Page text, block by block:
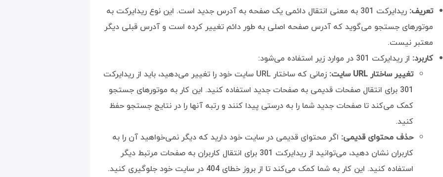
تعریف:
ریدایرکت 301 به معنی انتقال دائمی یک صفحه به آدرس جدید است. این نوع ریدایرکت به
موتورهای جستجو می‌گوید که آدرس صفحه اصلی به طور دائم تغییر کرده است و آدرس قبلی دیگر
معتبر نیست.
کاربرد: از ریدایرکت 301 در موارد زیر استفاده می‌شود:
تغییر ساختار URL سایت:
زمانی که ساختار URL سایت خود را تغییر می‌دهید، باید از ریدایرکت
301 برای انتقال صفحات قدیمی به صفحات جدید استفاده کنید. این کار به موتورهای جستجو
کمک می‌کند تا صفحات جدید شما را به درستی پیدا کنند و رتبه آنها را در نتایج جستجو حفظ
کنید.
حذف محتوای قدیمی: اگر محتوای قدیمی در سایت خود دارید که دیگر نمی‌خواهید آن را به
کاربران نشان دهید، می‌توانید از ریدایرکت 301 برای انتقال کاربران به صفحات مرتبط دیگر
استفاده کنید. این کار به شما کمک می‌کند تا از بروز خطای 404 در سایت خود جلوگیری کنید.